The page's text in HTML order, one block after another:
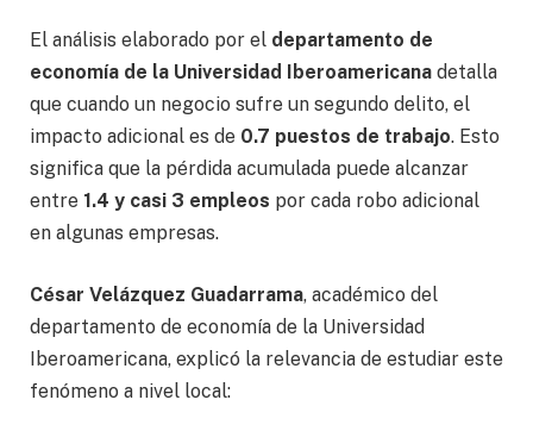
El análisis elaborado por el departamento de
economía de la Universidad Iberoamericana detalla
que cuando un negocio sufre un segundo delito, el
impacto adicional es de 0.7 puestos de trabajo. Esto
significa que la pérdida acumulada puede alcanzar
entre 1.4 y casi 3 empleos por cada robo adicional
en algunas empresas.
César Velázquez Guadarrama, académico del
departamento de economía de la Universidad
Iberoamericana, explicó la relevancia de estudiar este
fenómeno a nivel local: